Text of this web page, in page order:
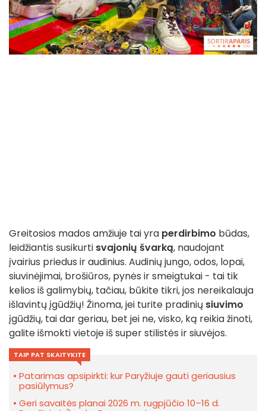
Greitosios mados amžiuje tai yra perdirbimo būdas,
leidžiantis susikurti svajonių švarką, naudojant
įvairius priedus ir audinius. Audinių jungo, odos, lopai,
siuvinėjimai, brošiūros, pynės ir smeigtukai - tai tik
kelios iš galimybių, tačiau, būkite tikri, jos nereikalauja
išlavintų įgūdžių! Žinoma, jei turite pradinių siuvimo
įgūdžių, tai dar geriau, bet jei ne, visko, ką reikia žinoti,
galite išmokti vietoje iš super stilistės ir siuvėjos.
TAIP PAT SKAITYKITE
Patarimas apsipirkti: kur Paryžiuje gauti geriausius
pasiūlymus?
Geri savaitės planai 2026 m. rugpjūčio 10–16 d.